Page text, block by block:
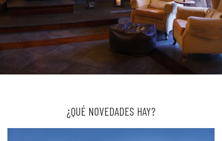
¿QUÉ NOVEDADES HAY?